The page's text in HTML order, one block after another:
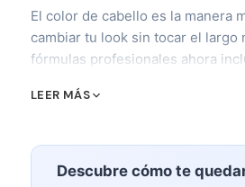
El color de cabello es la manera
cambiar tu look sin tocar el largo
fórmulas profesionales ahora
pigmentos semipermanentes que
desde un gloss de 20 minutos
color fantasía de seis horas.
LEER MÁS
Descubre cómo te